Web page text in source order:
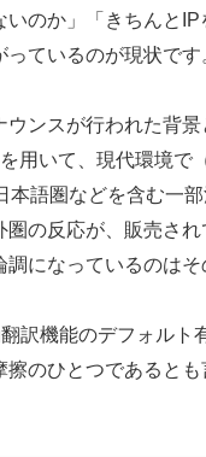
のか」「きちんとIP
っているのが現状です
ンスが行われた背
用いて、現代環境で
語圏などを含む一
の反応が、販売さ
になっているのはそ
訳機能のデフォルト
のひとつであるとも